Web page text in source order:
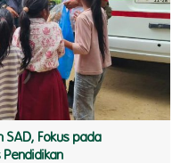
SAD, Fokus pada
Pendidikan